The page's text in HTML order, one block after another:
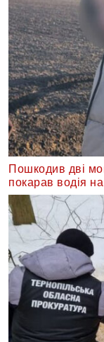
Пошкодив дві
покарав водія